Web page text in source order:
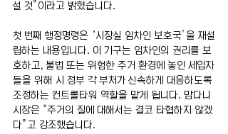
설 것”이라고 밝혔습니다.
첫 번째 행정명령은 ‘시장실 임차인 보호국’을 재설
립하는 내용입니다. 이 기구는 임차인의 권리를 보
호하고, 불법 또는 위험한 주거 환경에 놓인 세입자
들을 위해 시 정부 각 부처가 신속하게 대응하도록
조정하는 컨트롤타워 역할을 맡게 됩니다. 맘다니
시장은 “주거의 질에 대해서는 결코 타협하지 않겠
다”고 강조했습니다.